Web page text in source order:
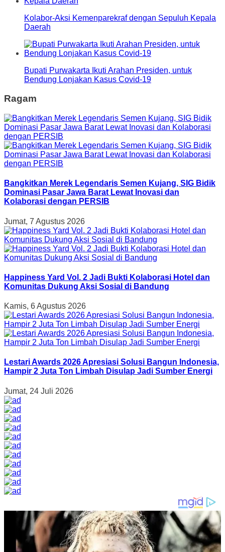
Kolabor-Aksi Kemenparekraf dengan Sepuluh Kepala
Daerah
Bupati Purwakarta Ikuti Arahan Presiden, untuk
Bendung Lonjakan Kasus Covid-19
Ragam
Bangkitkan Merek Legendaris Semen Kujang, SIG Bidik
Dominasi Pasar Jawa Barat Lewat Inovasi dan
Kolaborasi dengan PERSIB
Jumat, 7 Agustus 2026
Happiness Yard Vol. 2 Jadi Bukti Kolaborasi Hotel dan
Komunitas Dukung Aksi Sosial di Bandung
Kamis, 6 Agustus 2026
Lestari Awards 2026 Apresiasi Solusi Bangun Indonesia,
Hampir 2 Juta Ton Limbah Disulap Jadi Sumber Energi
Jumat, 24 Juli 2026